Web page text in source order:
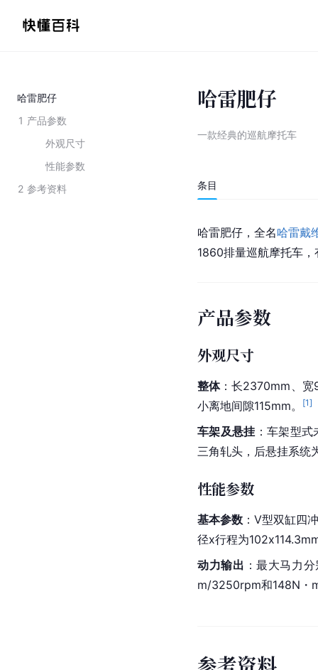
‌哈雷肥仔
1 产品参数
外观尺寸
性能参数
2 参考资料
‌哈雷肥仔
一款经典的巡航摩托车
条目
‌哈雷肥仔，全名哈雷戴
1860排量巡航摩托车
产品参数
外观尺寸
整体：长2370mm、宽
小离地间隙115mm。
[1]
车架及悬挂 ：车架型
三角轧头，后悬挂系统
性能参数
基本参数 ：V型双缸四
径x行程为
动力输出 ：最大马力
m/3250rpm和148N・
参考资料